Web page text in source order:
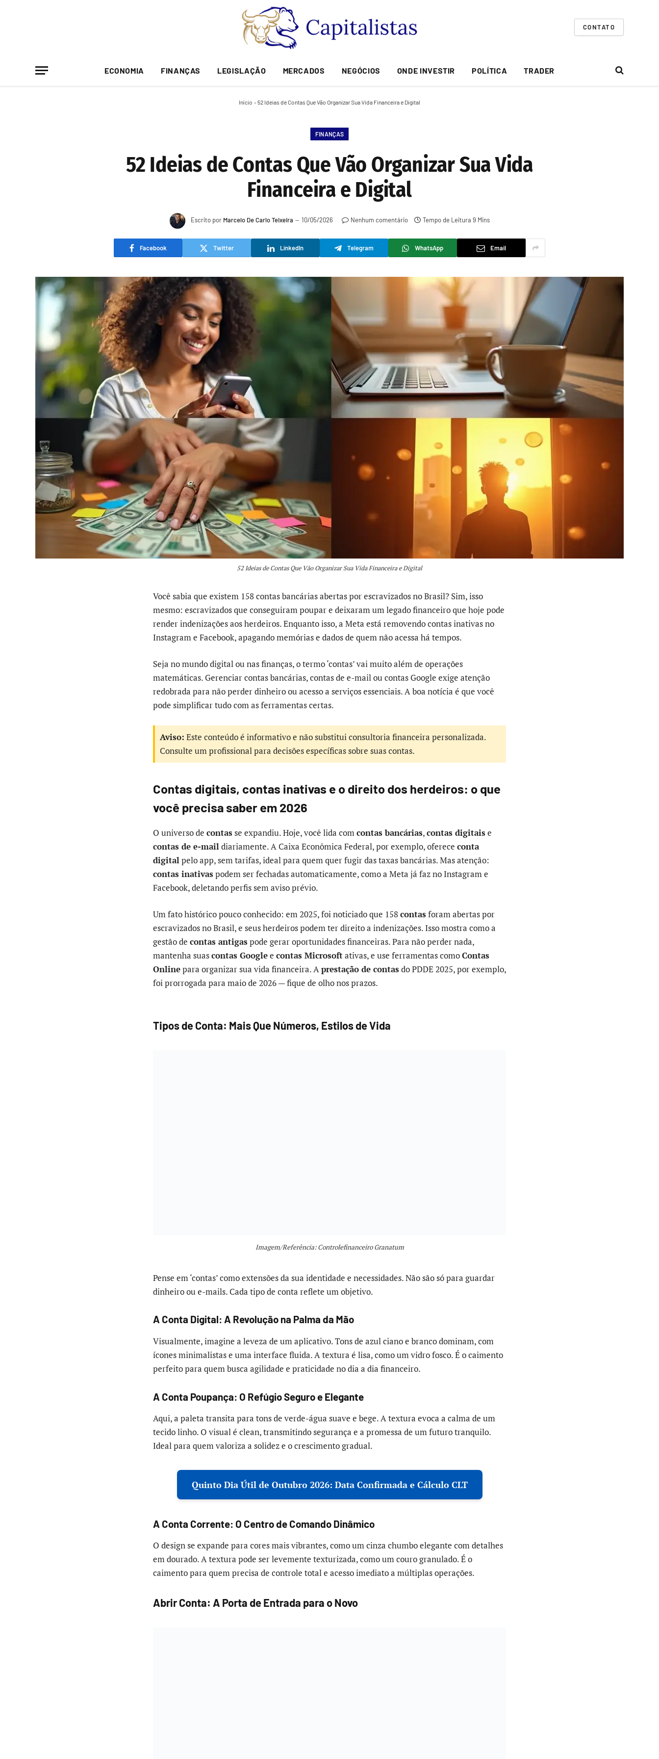
CONTATO
ECONOMIA FINANÇAS LEGISLAÇÃO MERCADOS NEGÓCIOS ONDE INVESTIR POLÍTICA TRADER
Início » 52 Ideias de Contas Que Vão Organizar Sua Vida Financeira e Digital
FINANÇAS
52 Ideias de Contas Que Vão Organizar Sua Vida
Financeira e Digital
Escrito por Marcelo De Carlo Teixeira 10/05/2026 Nenhum comentário Tempo de Leitura 9 Mins
Facebook Twitter LinkedIn Telegram WhatsApp Email
52 Ideias de Contas Que Vão Organizar Sua Vida Financeira e Digital
Você sabia que existem 158 contas bancárias abertas por escravizados no Brasil? Sim, isso
mesmo: escravizados que conseguiram poupar e deixaram um legado financeiro que hoje pode
render indenizações aos herdeiros. Enquanto isso, a Meta está removendo contas inativas no
Instagram e Facebook, apagando memórias e dados de quem não acessa há tempos.
Seja no mundo digital ou nas finanças, o termo ‘contas’ vai muito além de operações
matemáticas. Gerenciar contas bancárias, contas de e-mail ou contas Google exige atenção
redobrada para não perder dinheiro ou acesso a serviços essenciais. A boa notícia é que você
pode simplificar tudo com as ferramentas certas.
Aviso: Este conteúdo é informativo e não substitui consultoria financeira personalizada.
Consulte um profissional para decisões específicas sobre suas contas.
Contas digitais, contas inativas e o direito dos herdeiros: o que
você precisa saber em 2026
O universo de contasse expandiu. Hoje, você lida comcontas bancárias,contas digitaise
contas de e-maildiariamente. A Caixa Econômica Federal, por exemplo, oferece conta
digitalpelo app, sem tarifas, ideal para quem quer fugir das taxas bancárias. Mas atenção:
contas inativaspodem ser fechadas automaticamente, como a Meta já faz no Instagram e
Facebook, deletando perfis sem aviso prévio.
Um fato histórico pouco conhecido: em 2025, foi noticiado que 158contasforam abertas por
escravizados no Brasil, e seus herdeiros podem ter direito a indenizações. Isso mostra como a
gestão de contas antigaspode gerar oportunidades financeiras. Para não perder nada,
mantenha suascontas Googlee contas Microsoftativas, e use ferramentas comoContas
Onlinepara organizar sua vida financeira. Aprestação de contasdo PDDE 2025, por exemplo,
foi prorrogada para maio de 2026 — fique de olho nos prazos.
Tipos de Conta: Mais Que Números, Estilos de Vida
Imagem/Referência: Controlefinanceiro Granatum
Pense em ‘contas’ como extensões da sua identidade e necessidades. Não são só para guardar
dinheiro ou e-mails. Cada tipo de conta reflete um objetivo.
A Conta Digital: A Revolução na Palma da Mão
Visualmente, imagine a leveza de um aplicativo. Tons de azul ciano e branco dominam, com
ícones minimalistas e uma interface fluida. A textura é lisa, como um vidro fosco. É o caimento
perfeito para quem busca agilidade e praticidade no dia a dia financeiro.
A Conta Poupança: O Refúgio Seguro e Elegante
Aqui, a paleta transita para tons de verde-água suave e bege. A textura evoca a calma de um
tecido linho. O visual é clean, transmitindo segurança e a promessa de um futuro tranquilo.
Ideal para quem valoriza a solidez e o crescimento gradual.
Quinto Dia Útil de Outubro 2026: Data Confirmada e Cálculo CLT
A Conta Corrente: O Centro de Comando Dinâmico
O design se expande para cores mais vibrantes, como um cinza chumbo elegante com detalhes
em dourado. A textura pode ser levemente texturizada, como um couro granulado. É o
caimento para quem precisa de controle total e acesso imediato a múltiplas operações.
Abrir Conta: A Porta de Entrada para o Novo